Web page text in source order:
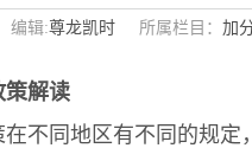
编辑:尊龙凯时 所属栏目： 加
策解读
不同地区有不同的规